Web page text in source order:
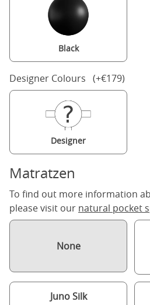
Black
Designer Colours (+€179)
Designer
Matratzen
To find out more information
please visit our natural pocket
None
Juno Silk